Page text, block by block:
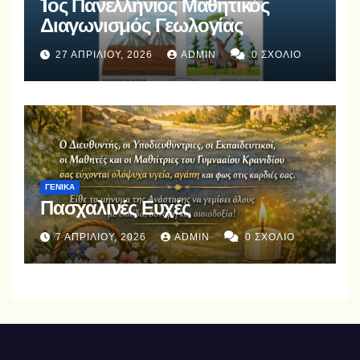
1ος Πανελλήνιος Μαθητικός
Διαγωνισμός Γεωλογίας
27 ΑΠΡΙΛΊΟΥ, 2026 ADMIN 0 ΣΧΌΛΙΟ
ΓΕΝΙΚΆ
Πασχαλινές Ευχές
7 ΑΠΡΙΛΊΟΥ, 2026 ADMIN 0 ΣΧΌΛΙΟ